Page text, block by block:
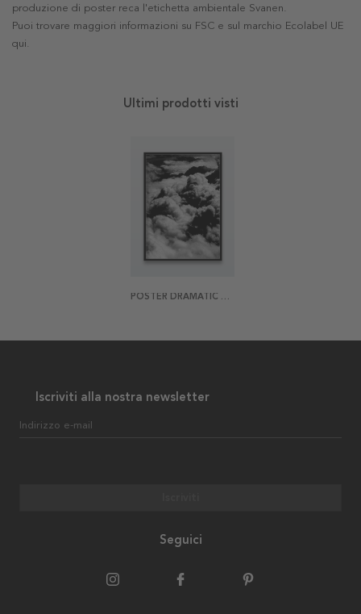
produzione di poster reca l'etichetta ambientale Svanen.
Puoi trovare maggiori informazioni su FSC e sul marchio Ecolabel UE
qui.
Ultimi prodotti visti
POSTER DRAMATIC CLOUDS
Iscriviti alla nostra newsletter
Indirizzo e-mail
Seguici